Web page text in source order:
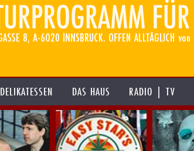
DELIKATESSEN DAS HAUS RADIO | TV